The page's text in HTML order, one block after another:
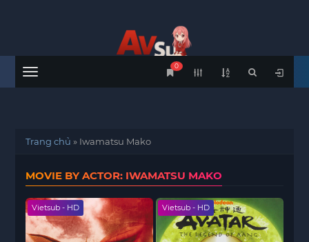
Menu
0
Trang chủ » Iwamatsu Mako
MOVIE BY ACTOR: IWAMATSU MAKO
Vietsub - HD Vietsub - HD